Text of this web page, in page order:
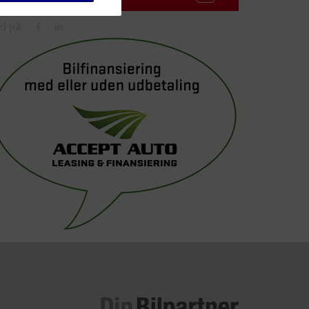
at videre give
party-
cookie bliver
på et af